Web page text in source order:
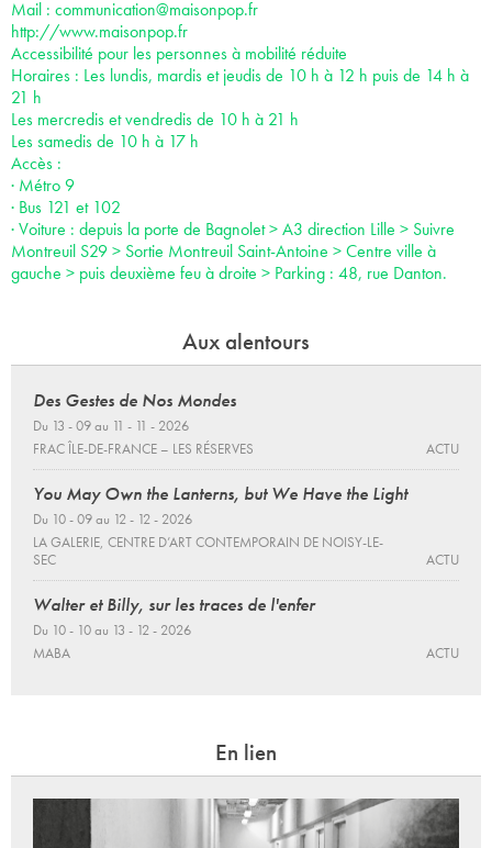
Mail : communication@maisonpop.fr
http://www.maisonpop.fr
Accessibilité pour les personnes à mobilité réduite
Horaires : Les lundis, mardis et jeudis de 10 h à 12 h puis de 14 h à
21 h
Les mercredis et vendredis de 10 h à 21 h
Les samedis de 10 h à 17 h
Accès :
· Métro 9
· Bus 121 et 102
· Voiture : depuis la porte de Bagnolet > A3 direction Lille > Suivre
Montreuil S29 > Sortie Montreuil Saint-Antoine > Centre ville à
gauche > puis deuxième feu à droite > Parking : 48, rue Danton.
Aux alentours
Des Gestes de Nos Mondes
Du 13 - 09 au 11 - 11 - 2026
FRAC ÎLE-DE-FRANCE – LES RÉSERVES
ACTU
You May Own the Lanterns, but We Have the Light
Du 10 - 09 au 12 - 12 - 2026
LA GALERIE, CENTRE D’ART CONTEMPORAIN DE NOISY-LE-
SEC
ACTU
Walter et Billy, sur les traces de l'enfer
Du 10 - 10 au 13 - 12 - 2026
MABA
ACTU
En lien